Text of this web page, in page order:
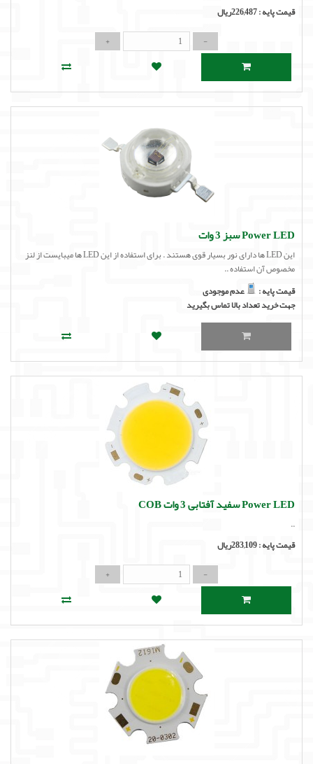
قیمت پایه :226,487ریال
Power LED سبز 3 وات
این LED ها دارای نور بسیار قوی هستند . برای استفاده از این LED ها میبایست از لنز
مخصوص آن استفاده ..
قیمت پایه :
عدم موجودی
جهت خرید تعداد بالا تماس بگیرید
Power LED سفید آفتابی 3 وات COB
..
قیمت پایه :283,109ریال